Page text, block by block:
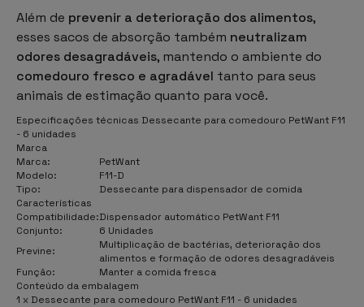
Além de prevenir a deterioração dos alimentos,
esses sacos de absorção também neutralizam
odores desagradáveis, mantendo o ambiente do
comedouro fresco e agradável tanto para seus
animais de estimação quanto para você.
Especificações técnicas Dessecante para comedouro PetWant F11
- 6 unidades
Marca
Marca:
PetWant
Modelo:
F11-D
Tipo:
Dessecante para dispensador de comida
Características
Compatibilidade:Dispensador automático PetWant F11
Conjunto:
6 Unidades
Previne:
Multiplicação de bactérias, deterioração dos
alimentos e formação de odores desagradáveis
Função:
Manter a comida fresca
Conteúdo da embalagem
1 x Dessecante para comedouro PetWant F11 - 6 unidades